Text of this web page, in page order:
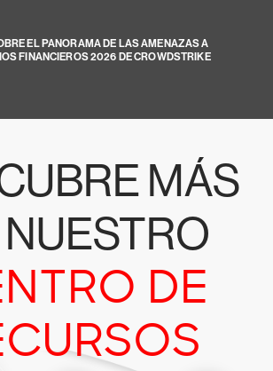
EL PANORAMA DE LAS AMENAZAS A
FINANCIEROS 2026 DE CROWDSTRIKE
MÁS
DE